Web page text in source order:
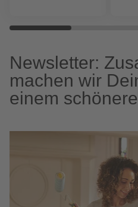
Newsletter:
machen wir
einem